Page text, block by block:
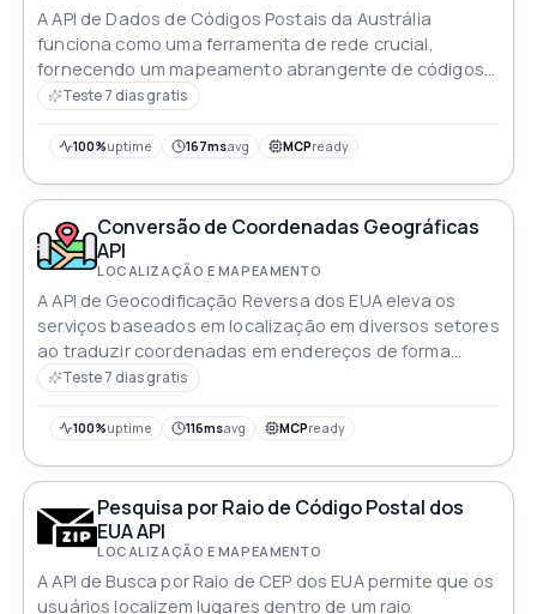
A API de Dados de Códigos Postais da Austrália
funciona como uma ferramenta de rede crucial,
fornecendo um mapeamento abrangente de códigos
postais e nomes de subúrbios essenciais para a
Teste 7 dias gratis
100%uptime 167msavg MCPready
Conversão de Coordenadas Geográficas
API
LOCALIZAÇÃO E MAPEAMENTO
A API de Geocodificação Reversa dos EUA eleva os
serviços baseados em localização em diversos setores
ao traduzir coordenadas em endereços de forma
precisa aumentando assim tanto a eficiência quanto a
Teste 7 dias gratis
100%uptime 116msavg MCPready
Pesquisa por Raio de Código Postal dos
EUA API
LOCALIZAÇÃO E MAPEAMENTO
A API de Busca por Raio de CEP dos EUA permite que os
usuários localizem lugares dentro de um raio